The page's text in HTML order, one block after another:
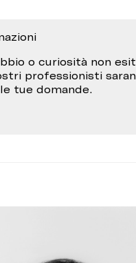
o curiosità non
professionisti
tue domande.